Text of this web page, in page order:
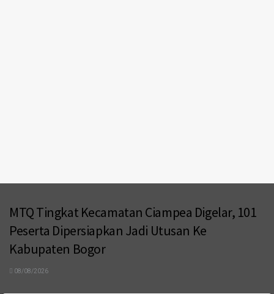
MTQ Tingkat Kecamatan Ciampea Digelar, 101
Peserta Dipersiapkan Jadi Utusan Ke
Kabupaten Bogor
08/08/2026